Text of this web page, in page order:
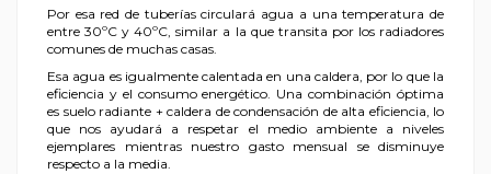
Por esa red de tuberías circulará agua a una temperatura de
entre 30ºC y 40ºC, similar a la que transita por los radiadores
comunes de muchas casas.
Esa agua es igualmente calentada en una caldera, por lo que la
eficiencia y el consumo energético. Una combinación óptima
es suelo radiante + caldera de condensación de alta eficiencia, lo
que nos ayudará a respetar el medio ambiente a niveles
ejemplares mientras nuestro gasto mensual se disminuye
respecto a la media.